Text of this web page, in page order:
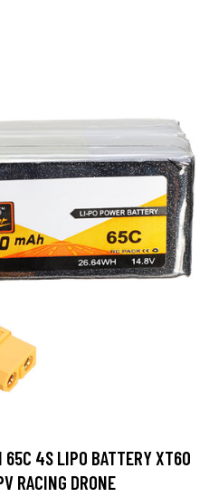
65C 4S LIPO BATTERY XT60
RACING DRONE